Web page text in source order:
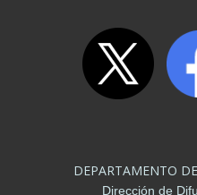
DEPARTAMENTO
Dirección de